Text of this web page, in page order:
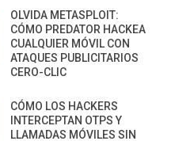
OLVIDA METASPLOIT:
CÓMO PREDATOR HACKEA
CUALQUIER MÓVIL CON
ATAQUES PUBLICITARIOS
CERO-CLIC
CÓMO LOS HACKERS
INTERCEPTAN OTPS Y
LLAMADAS MÓVILES SIN